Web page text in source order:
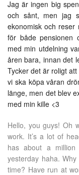
Jag är ingen big
och sånt, men jag
ekonomisk och reser
för både pensionen
med min utdelning
åren bara, innan det
Tycker det är roligt
vi ska köpa våran
länge, men det blev
med min kille <3
Hello, you guys! Oh
work. It’s a lot of
has about a million
yesterday haha.
time? Have run at